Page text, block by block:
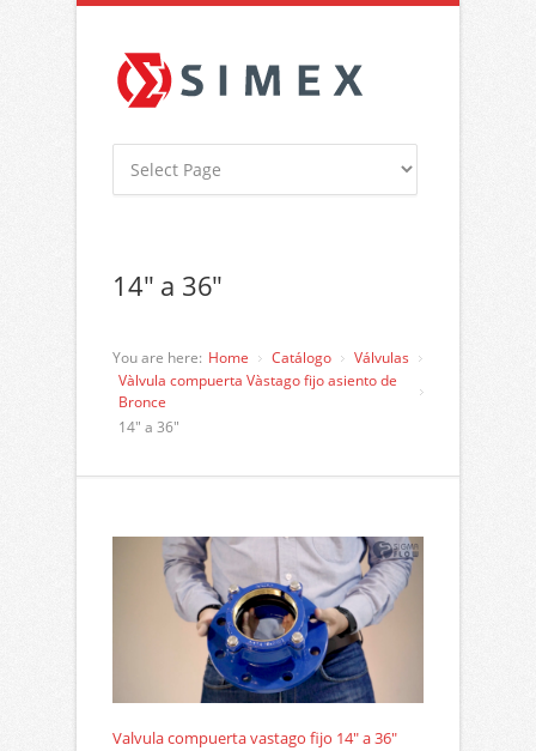
14″ a 36″
You are here: Home Catálogo
Válvulas
Vàlvula compuerta Vàstago fijo asiento de
Bronce
14″ a 36″
Valvula compuerta vastago fijo 14″ a 36″